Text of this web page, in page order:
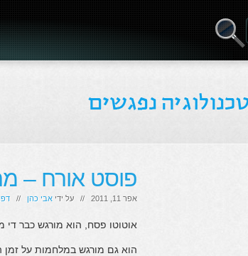
פוסט אורח –
אפר 11, 2011 // על ידי אבי כהן //
אוטוטו פסח, הוא מורגש כבר די
הוא גם מורגש במלחמות על זמן